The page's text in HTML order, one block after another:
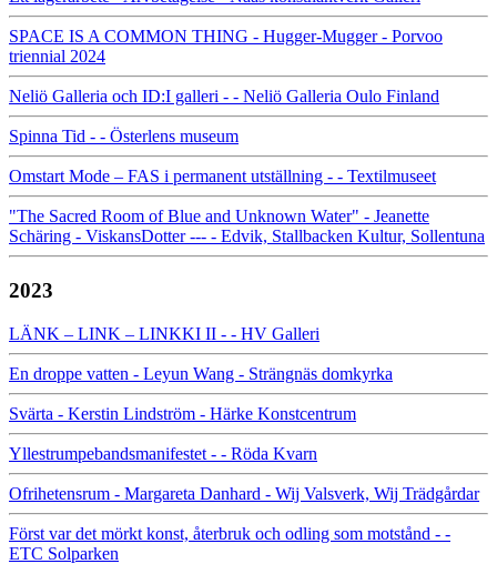
SPACE IS A COMMON THING - Hugger-Mugger - Porvoo
triennial 2024
Neliö Galleria och ID:I galleri - - Neliö Galleria Oulo Finland
Spinna Tid - - Österlens museum
Omstart Mode – FAS i permanent utställning - - Textilmuseet
"The Sacred Room of Blue and Unknown Water" - Jeanette
Schäring - ViskansDotter --- - Edvik, Stallbacken Kultur, Sollentuna
2023
LÄNK – LINK – LINKKI II - - HV Galleri
En droppe vatten - Leyun Wang - Strängnäs domkyrka
Svärta - Kerstin Lindström - Härke Konstcentrum
Yllestrumpebandsmanifestet - - Röda Kvarn
Ofrihetensrum - Margareta Danhard - Wij Valsverk, Wij Trädgårdar
Först var det mörkt konst, återbruk och odling som motstånd - -
ETC Solparken